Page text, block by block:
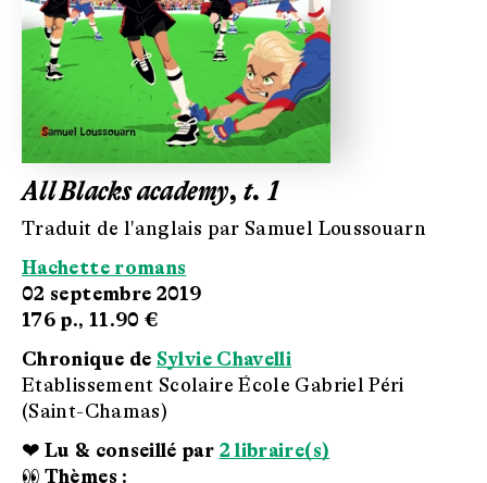
All Blacks academy, t. 1
Traduit de l'anglais par Samuel Loussouarn
Hachette romans
02 septembre 2019
176 p., 11.90 €
Chronique de Sylvie Chavelli
Etablissement Scolaire École Gabriel Péri
(Saint-Chamas)
❤ Lu & conseillé par 2 libraire(s)
👀 Thèmes :